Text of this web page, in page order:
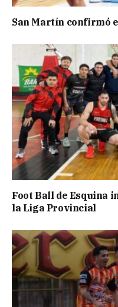
San Martín confirmó
Foot Ball de Esquina
la Liga Provincial